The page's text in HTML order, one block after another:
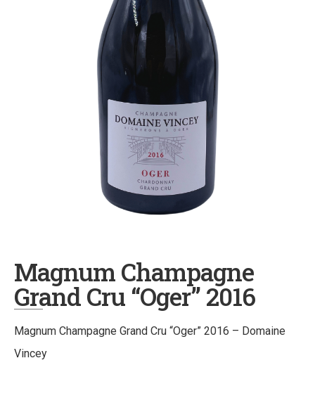
Magnum Champagne
Grand Cru “Oger” 2016
Magnum Champagne Grand Cru “Oger” 2016 – Domaine
Vincey